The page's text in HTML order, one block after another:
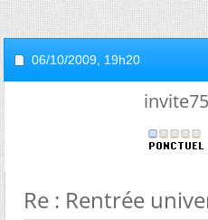
06/10/2009, 19h20
Re : Rentrée